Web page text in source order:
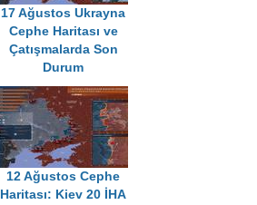
17 Ağustos Ukrayna
Cephe Haritası ve
Çatışmalarda Son
Durum
12 Ağustos Cephe
Haritası: Kiev 20 İHA